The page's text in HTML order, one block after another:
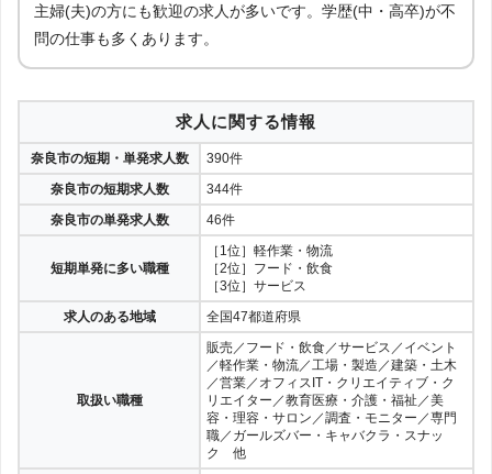
主婦(夫)の方にも歓迎の求人が多いです。学歴(中・高卒)が不
問の仕事も多くあります。
求人に関する情報
奈良市の短期・単発求人数
390件
奈良市の短期求人数
344件
奈良市の単発求人数
46件
短期単発に多い職種
［1位］軽作業・物流
［2位］フード・飲食
［3位］サービス
求人のある地域
全国47都道府県
取扱い職種
販売／フード・飲食／サービス／イベント
／軽作業・物流／工場・製造／建築・土木
／営業／オフィスIT・クリエイティブ・ク
リエイター／教育医療・介護・福祉／美
容・理容・サロン／調査・モニター／専門
職／ガールズバー・キャバクラ・スナッ
ク 他